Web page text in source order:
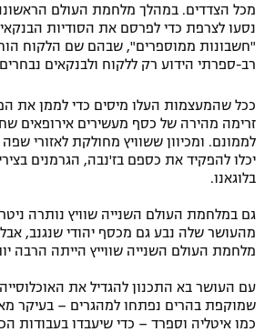
מכל הצדדים. במהלך מלחמת העולם
נסעו לצרפת כדי לפרסם את הסודיות
"חשבונות ממוספרים", שבהם שם הלקוח
רב-ספרתי הידוע רק ללקוח ולבנקאים
ככל שהמעצמות העלו מיסים כדי לממן את
זרימה מהירה של כסף מעשירים אירופאים
לממונם. ומכיוון ששוויץ מחולקת לאזורי
יכלו להפקיד את כספם בז'נבה, הגרמנים
בלוגאנו.
גם במלחמת העולם השנייה שוויץ נותרה
מהעושר שלה נבע גם מכסף יהודי שנגנב,
מלחמת העולם השנייה שווייץ הייתה הרבה
עם העושר בא התכנון להגדיל את
שמוקפת בהרים נפתחו למהגרים – בעיקר
כמו איטליה וספרד – כדי שיעבדו בעבודות